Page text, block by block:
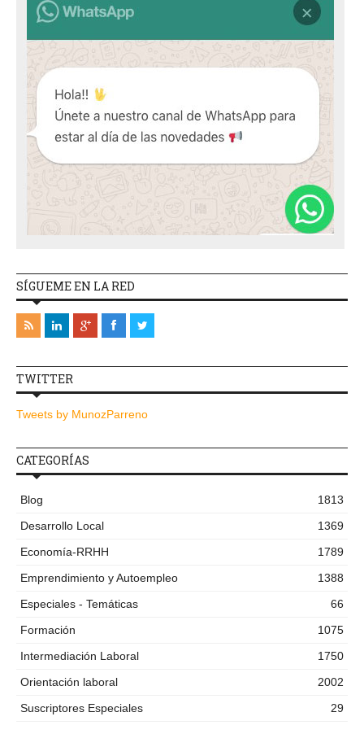
SÍGUEME EN LA RED
TWITTER
Tweets by MunozParreno
CATEGORÍAS
Blog
1813
Desarrollo Local
1369
Economía-RRHH
1789
Emprendimiento y Autoempleo
1388
Especiales - Temáticas
66
Formación
1075
Intermediación Laboral
1750
Orientación laboral
2002
Suscriptores Especiales
29